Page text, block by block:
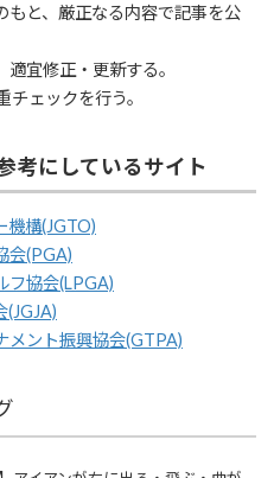
もと、厳正なる内容で記事を公
宜修正・更新する。
チェックを行う。
考にしているサイト
機構(JGTO)
会(PGA)
フ協会(LPGA)
(JGJA)
メント振興協会(GTPA)